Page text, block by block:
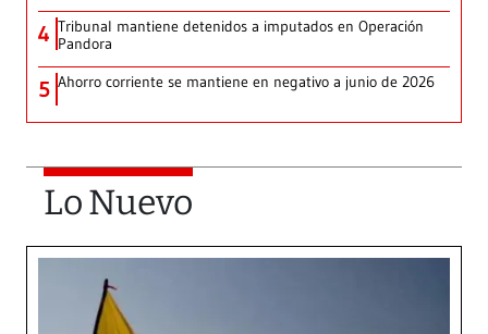
4 Tribunal mantiene detenidos a imputados en Operación
Pandora
5 Ahorro corriente se mantiene en negativo a junio de 2026
Lo Nuevo